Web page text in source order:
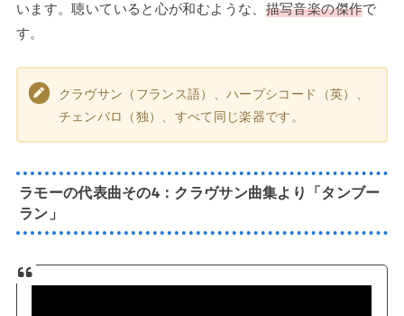
います。聴いていると心が和むような、 描写音楽の傑作で
す。
クラヴサン（フランス語）、ハープシコード（英）、
チェンバロ（独）、すべて同じ楽器です。
ラモーの代表曲その4： クラヴサン曲集より「タンブー
ラン」